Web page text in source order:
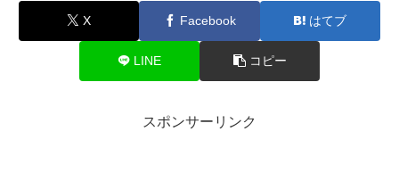
X Facebook はてブ
LINE コピー
スポンサーリンク